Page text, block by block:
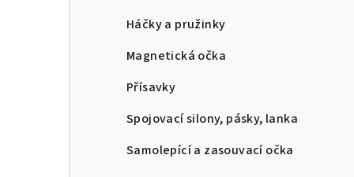
Háčky a pružinky
Magnetická očka
Přísavky
Spojovací silony, pásky, lanka
Samolepící a zasouvací očka